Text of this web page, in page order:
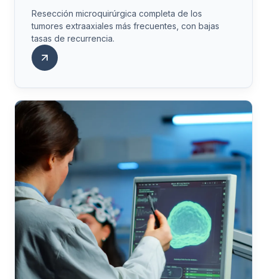
Resección microquirúrgica completa de los
tumores extraaxiales más frecuentes, con bajas
tasas de recurrencia.